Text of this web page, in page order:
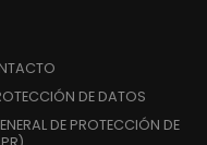
DE DATOS
DE PROTECCIÓN DE